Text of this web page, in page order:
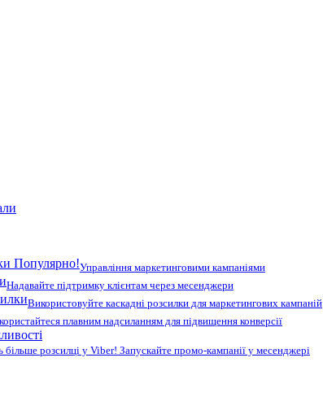
Популярно!Управління маркетинговими кампаніями
Надавайте підтримку клієнтам через месенджери
Використовуйте каскадні розсилки для маркетингових кампаній
плавним надсиланням для підвищення конверсії
більше розсилці у Viber! Запускайте промо-кампанії у месенджері